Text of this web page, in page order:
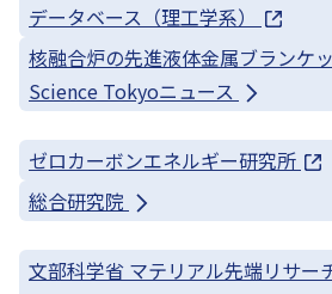
データベース（理工学系）
核融合炉の先進液体金属ブランケ
Science Tokyoニュース
ゼロカーボンエネルギー研究所
総合研究院
文部科学省 マテリアル先端リサー